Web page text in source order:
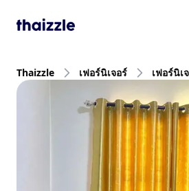
Thaizzle เฟอร์นิเจอร์ เฟอร์นิเ